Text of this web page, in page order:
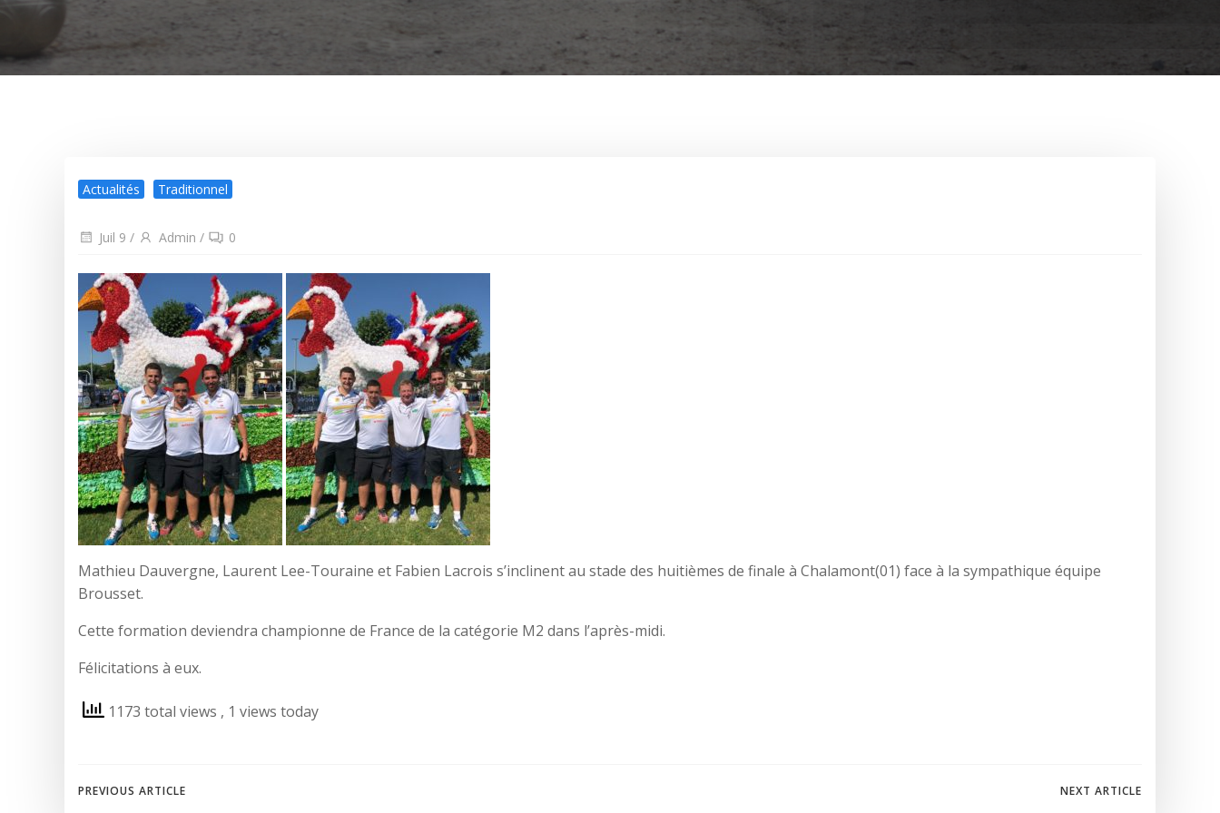
Actualités Traditionnel
Juil 9 / Admin / 0
Mathieu Dauvergne, Laurent Lee-Touraine et Fabien Lacrois s’inclinent au stade des huitièmes de finale à Chalamont(01) face à la sympathique équipe
Brousset.
Cette formation deviendra championne de France de la catégorie M2 dans l’après-midi.
Félicitations à eux.
1173 total views , 1 views today
Post
PREVIOUS ARTICLE NEXT ARTICLE